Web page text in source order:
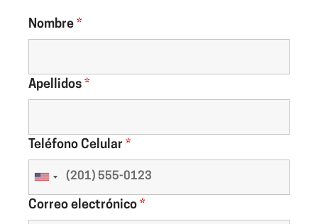
Nombre *
Apellidos *
Teléfono Celular *
Correo electrónico *